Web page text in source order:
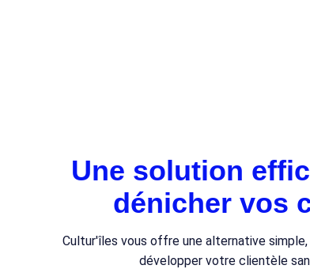
Une solution
dénicher vos
Cultur'îles vous offre une alternative
développer votre clientèle